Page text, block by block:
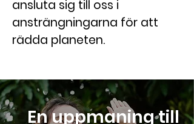
ansluta sig till oss i
ansträngningarna för att
rädda planeten.
En uppmaning till